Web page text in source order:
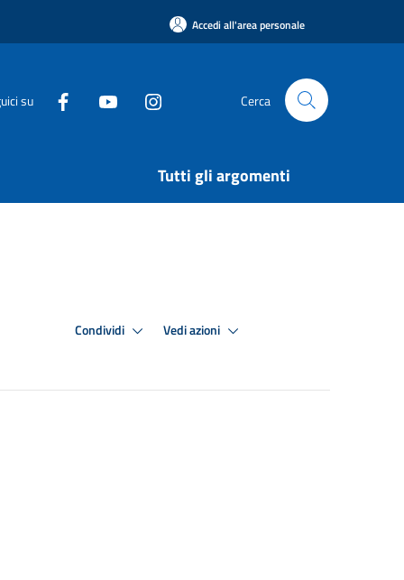
Accedi all'area personale
su Cerca
Tutti gli argomenti
Condividi Vedi azioni